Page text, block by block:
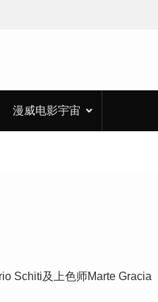
漫威电影宇宙
Schiti及上色师Marte Gracia